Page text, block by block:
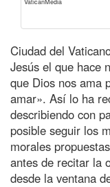
Ciudad del
Jesús el que hace
que Dios nos ama
amar». Así lo ha
describiendo con
posible seguir los
morales
antes de recitar la
desde la ventana